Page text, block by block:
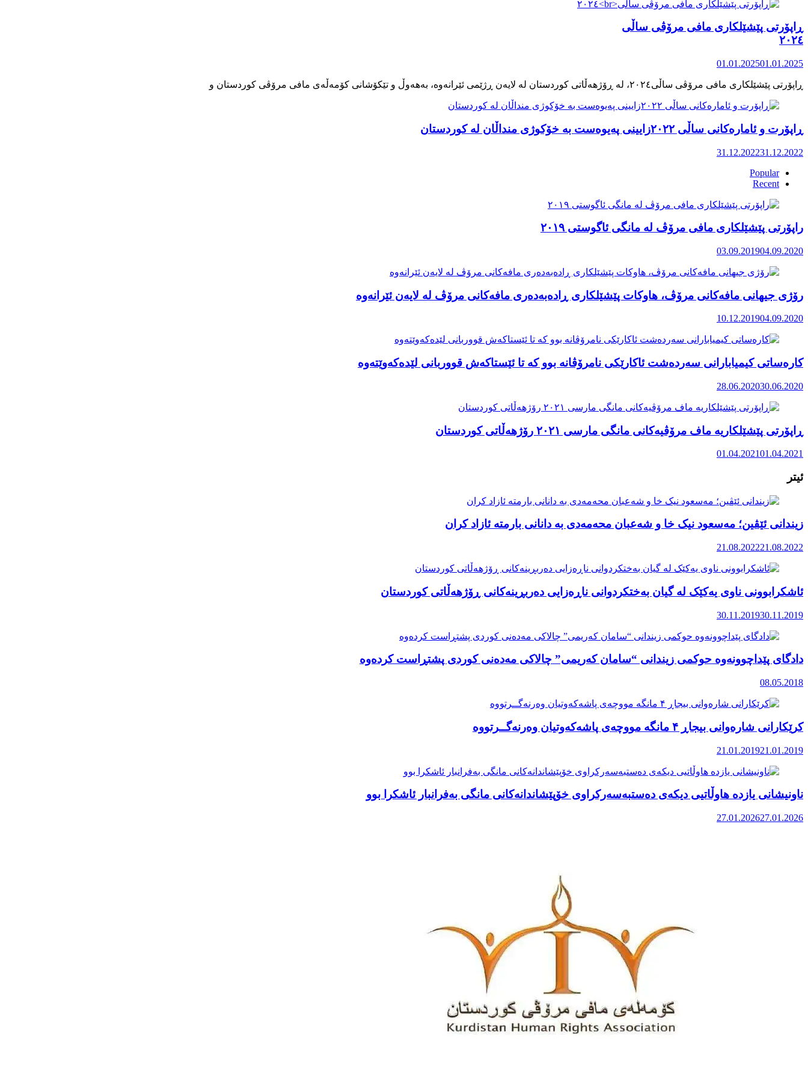
ڕاپۆرتی پێشێلکاری مافی مرۆڤی ساڵی
٢٠٢٤
01.01.202501.01.2025
ڕاپۆرت و ئامارەکانی ساڵی ٢٠٢٢زایینی پەیوەست بە خۆکوژی منداڵان لە کوردستان
31.12.202231.12.2022
Popular
Recent
راپۆرتی پێشێلكاری مافی مرۆڤ له‌ مانگی ئاگوستی ٢٠١٩
03.09.201904.09.2020
رۆژی جیهانی مافەکانی مرۆڤ، هاوکات پێشێلکاری ڕادەبەدەری مافەکانی مرۆڤ لە لایەن ئێرانەوە
10.12.201904.09.2020
کارەساتی کیمیابارانی سەردەشت ئاکارێکی نامرۆڤانە بوو کە تا ئێستاکەش قووربانی لێدەکەوێتەوە
28.06.202030.06.2020
ڕاپۆرتی پێشێلکاریە ماف مرۆڤیەکانی مانگی مارسی ٢٠٢١ رۆژهەڵاتی کوردستان
01.04.202101.04.2021
ئیتر
زیندانی ئێڤین؛ مەسعود نیک خا و شەعبان محەمەدی بە دانانی بارمتە ئازاد کران
21.08.202221.08.2022
ئاشکرابوونی ناوی یەکێک لە گیان بەختکردوانی ناڕەزایی دەربڕینەکانی ڕۆژهەڵاتی کوردستان
30.11.201930.11.2019
دادگای پێداچوونەوە حوکمی زیندانی “سامان کەریمی” چالاکی مەدەنی کوردی پشتڕاست کردەوە
08.05.2018
کرێکارانی شارەوانی بیجاڕ ۴ مانگە مووچەی پاشەکەوتیان وەرنەگــرتووە
21.01.201921.01.2019
ناونیشانی یازدە هاوڵاتیی دیکەی دەستبەسەرکراوی خۆپێشاندانەکانی مانگی بەفرانبار ئاشکرا بوو
27.01.202627.01.2026